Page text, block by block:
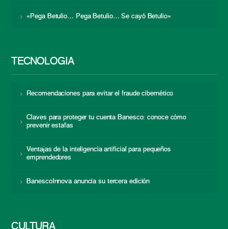
«Pega Betulio… Pega Betulio… Se cayó Betulio»
TECNOLOGÍA
Recomendaciones para evitar el fraude cibernético
Claves para proteger tu cuenta Banesco: conoce cómo
prevenir estafas
Ventajas de la inteligencia artificial para pequeños
emprendedores
BanescoInnova anuncia su tercera edición